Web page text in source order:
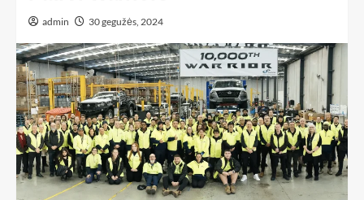
admin 30 gegužės, 2024